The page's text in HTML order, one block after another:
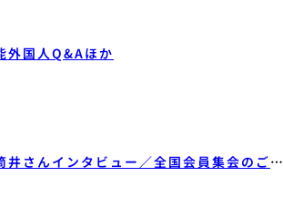
外国人Q&Aほか
さんインタビュー／全国会員集会のご案